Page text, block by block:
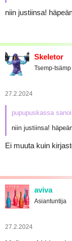
niin justiinsa!
Skeletor
Tsemp-tsämp
27.2.2024
pupupuskassa
niin justiinsa!
Ei muuta kuin
aviva
Asiantuntija
27.2.2024